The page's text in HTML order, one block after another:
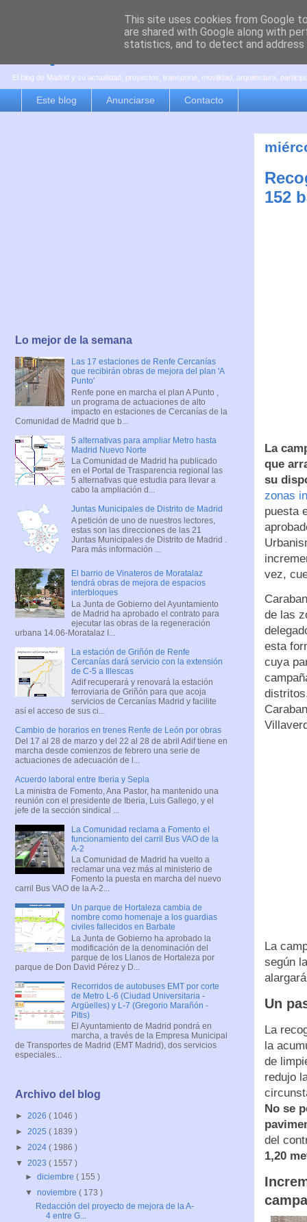
es por madrid
El blog de Madrid y su actualidad, proyectos, transporte, movilidad, arquitectura,
Este blog Anunciarse Contacto
152
La
que
su
zonas
puesta
vez,
de las
esta
cuya
La
según
Un
La
la
de
redujo
No se
del
1,20
Lo mejor de la semana
Las 17 estaciones de Renfe Cercanías
que recibirán obras de mejora del plan 'A
Punto'
Renfe pone en marcha el plan A Punto ,
un programa de actuaciones de alto
impacto en estaciones de Cercanías de la
Comunidad de Madrid que b...
5 alternativas para ampliar Metro hasta
Madrid Nuevo Norte
La Comunidad de Madrid ha publicado
en el Portal de Trasparencia regional las
5 alternativas que estudia para llevar a
cabo la ampliación d...
Juntas Municipales de Distrito de Madrid
A petición de uno de nuestros lectores,
estas son las direcciones de las 21
Juntas Municipales de Distrito de Madrid .
Para más información ...
El barrio de Vinateros de Moratalaz
tendrá obras de mejora de espacios
interbloques
La Junta de Gobierno del Ayuntamiento
de Madrid ha aprobado el contrato para
ejecutar las obras de la regeneración
urbana 14.06-Moratalaz I...
La estación de Griñón de Renfe
Cercanías dará servicio con la extensión
de C-5 a Illescas
Adif recuperará y renovará la estación
ferroviaria de Griñón para que acoja
servicios de Cercanías Madrid y facilite
así el acceso de sus ci...
Cambio de horarios en trenes Renfe de León por obras
Del 17 al 28 de marzo y del 22 al 28 de abril Adif tiene en
marcha desde comienzos de febrero una serie de
actuaciones de adecuación de l...
Acuerdo laboral entre Iberia y Sepla
La ministra de Fomento, Ana Pastor, ha mantenido una
reunión con el presidente de Iberia, Luis Gallego, y el
jefe de la sección sindical ...
La Comunidad reclama a Fomento el
funcionamiento del carril Bus VAO de la
A-2
La Comunidad de Madrid ha vuelto a
reclamar una vez más al ministerio de
Fomento la puesta en marcha del nuevo
carril Bus VAO de la A-2...
Un parque de Hortaleza cambia de
nombre como homenaje a los guardias
civiles fallecidos en Barbate
La Junta de Gobierno ha aprobado la
modificación de la denominación del
parque de los Llanos de Hortaleza por
parque de Don David Pérez y D...
Recorridos de autobuses EMT por corte
de Metro L-6 (Ciudad Universitaria -
Argüelles) y L-7 (Gregorio Marañón -
Pitis)
El Ayuntamiento de Madrid pondrá en
marcha, a través de la Empresa Municipal
de Transportes de Madrid (EMT Madrid), dos servicios
especiales...
Archivo del blog
► 2026 ( 1046 )
► 2025 ( 1839 )
► 2024 ( 1986 )
▼ 2023 ( 1557 )
►diciembre( 155 )
▼noviembre( 173 )
Redacción del proyecto de mejora de la A-
4 entre G...
This site uses cookies from Google
are shared with Google along with
statistics, and to detect and address